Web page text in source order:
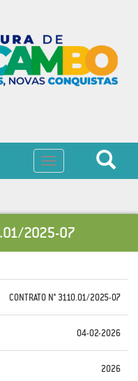
Toggle
navigation
2025-07
CONTRATO N° 3110.01/2025-07
04-02-2026
2026